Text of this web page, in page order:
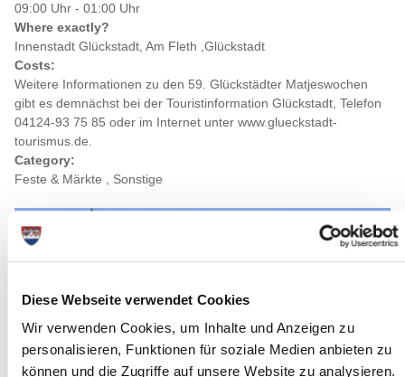
Diese Webseite verwendet Cookies
Wir verwenden Cookies, um Inhalte und Anzeigen zu
personalisieren, Funktionen für soziale Medien anbieten zu
können und die Zugriffe auf unsere Website zu analysieren.
09:00 Uhr - 01:00 Uhr
Where exactly?
Innenstadt Glückstadt, Am Fleth ,Glückstadt
Costs:
Weitere Informationen zu den 59. Glückstädter Matjeswochen
gibt es demnächst bei der Touristinformation Glückstadt, Telefon
04124-93 75 85 oder im Internet unter www.glueckstadt-
tourismus.de.
Category:
Feste & Märkte , Sonstige